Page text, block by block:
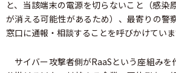
と、当該端末の電源を切らないこと（感染
が消える可能性があるため）、最寄りの警
窓口に通報・相談することを呼びかけていま
サイバー攻撃者側がRaaSという座組みを